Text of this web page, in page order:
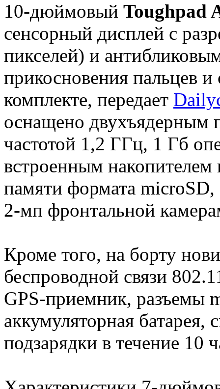
10-дюймовый Toughpad
сенсорный дисплей с
пикселей) и
прикосновения пальцев
комплекте, передает
оснащено двухъядерным
частотой 1,2 ГГц, 1 Гб
встроенным накопителем
памяти формата
2-мп фронтальной
Кроме того, на борту
беспроводной связи
GPS-приемник, разъемы
аккумуляторная батарея,
подзарядки в течение 10